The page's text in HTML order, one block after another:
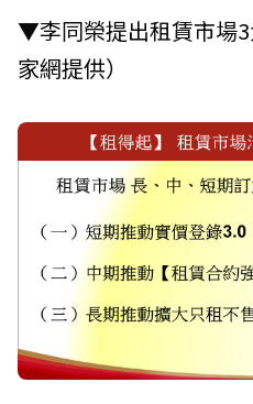
▼李同榮提出租賃市場
家網提供）